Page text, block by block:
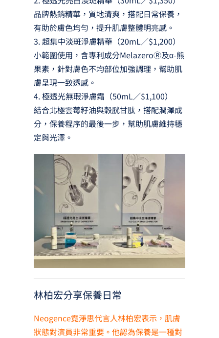
品牌熱銷精華，質地清爽，搭配日常保養，
有助於膚色均勻，提升肌膚整體明亮感。
3. 超集中淡斑淨膚精華（20mL／$1,200）
小範圍使用，含專利成分MelazeroⓇ及α-熊
果素，針對膚色不均部位加強調理，幫助肌
膚呈現一致透感。
4. 極透光無瑕淨膚霜（50mL／$1,100）
結合北極雲莓籽油與穀胱甘肽，搭配潤澤成
分，保養程序的最後一步，幫助肌膚維持穩
定與光澤。
林柏宏分享保養日常
Neogence霓淨思代言人林柏宏表示，肌膚
狀態對演員非常重要。他認為保養是一種對